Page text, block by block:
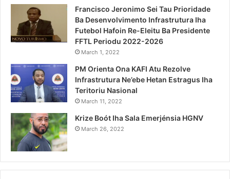
Francisco Jeronimo Sei Tau Prioridade
Ba Desenvolvimento Infrastrutura Iha
Futebol Hafoin Re-Eleitu Ba Presidente
FFTL Periodu 2022-2026
March 1, 2022
PM Orienta Ona KAFI Atu Rezolve
Infrastrutura Ne’ebe Hetan Estragus Iha
Teritoriu Nasional
March 11, 2022
Krize Boót Iha Sala Emerjénsia HGNV
March 26, 2022